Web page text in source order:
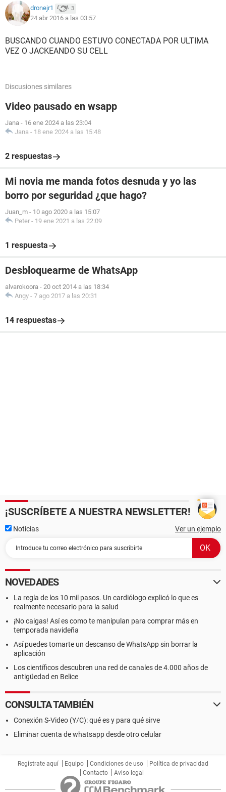
dronejr1 3
24 abr 2016 a las 03:57
BUSCANDO CUANDO ESTUVO CONECTADA POR ULTIMA
VEZ O JACKEANDO SU CELL
Discusiones similares
Video pausado en wsapp
Jana - 16 ene 2024 a las 23:04
Jana - 18 ene 2024 a las 15:48
2 respuestas
Mi novia me manda fotos desnuda y yo las
borro por seguridad ¿que hago?
Juan_m - 10 ago 2020 a las 15:07
Peter - 19 ene 2021 a las 22:09
1 respuesta
Desbloquearme de WhatsApp
alvarokoora - 20 oct 2014 a las 18:34
Angy - 7 ago 2017 a las 20:31
14 respuestas
¡SUSCRÍBETE A NUESTRA NEWSLETTER!
Noticias Ver un ejemplo
NOVEDADES
La regla de los 10 mil pasos. Un cardiólogo explicó lo que es
realmente necesario para la salud
¡No caigas! Así es como te manipulan para comprar más en
temporada navideña
Así puedes tomarte un descanso de WhatsApp sin borrar la
aplicación
Los científicos descubren una red de canales de 4.000 años de
antigüedad en Belice
CONSULTA TAMBIÉN
Conexión S-Video (Y/C): qué es y para qué sirve
Eliminar cuenta de whatsapp desde otro celular
Regístrate aquí Equipo Condiciones de uso
Política de privacidad
Contacto
Aviso legal